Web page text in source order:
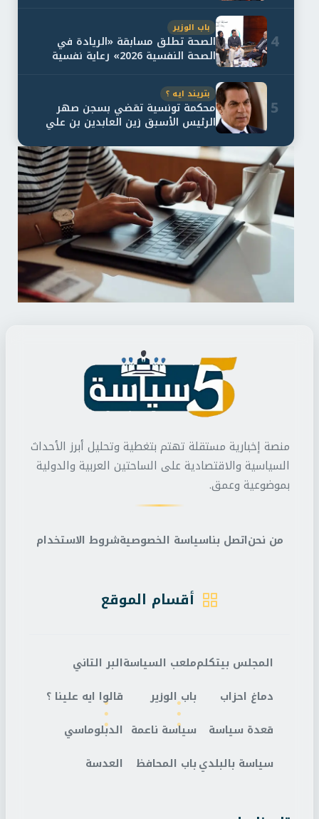
4
باب الوزير
الصحة تطلق مسابقة «الريادة في
الصحة النفسية 2026» رعاية نفسية
5
بتريند ايه ؟
محكمة تونسية تقضي بسجن صهر
الرئيس الأسبق زين العابدين بن علي
منصة إخبارية مستقلة تهتم بتغطية وتحليل أبرز الأحداث
السياسية والاقتصادية على الساحتين العربية والدولية
بموضوعية وعمق.
من نحناتصل بناسياسة الخصوصيةشروط الاستخدام
أقسام الموقع
المجلس بيتكلم
دماغ احزاب
قعدة سياسة
سياسة بالبلدي
ملعب السياسة
باب الوزير
سياسة ناعمة
باب المحافظ
البر التاني
قالوا ايه علينا ؟
الدبلوماسي
العدسة